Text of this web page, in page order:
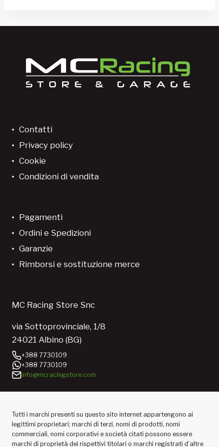
Contatti
Privacy policy
Cookie
Condizioni di vendita
Pagamenti
Ordini e Spedizioni
Garanzie
Rimborsi e sostituzione merce
MC Racing Store Snc
via Sottoprovinciale, 1/8
24021 Albino (BG)
+388 7730109
+388 7730109
info@mcracingstore.com
Tutti i marchi presenti su questo sito internet appartengono ai
legittimi proprietari; marchi di terzi, nomi di prodotti, nomi
commerciali, nomi corporativi e società citati possono essere
marchi di proprietà dei rispettivi titolari o marchi registrati d’altre